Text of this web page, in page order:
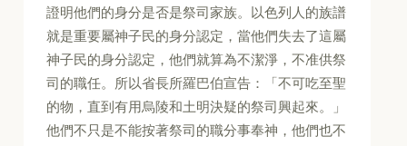
證明他們的身分是否是祭司家族。以色列人的族譜
就是重要屬神子民的身分認定，當他們失去了這屬
神子民的身分認定，他們就算為不潔淨，不准供祭
司的職任。所以省長所羅巴伯宣告：「不可吃至聖
的物，直到有用烏陵和土明決疑的祭司興起來。」
他們不只是不能按著祭司的職分事奉神，他們也不